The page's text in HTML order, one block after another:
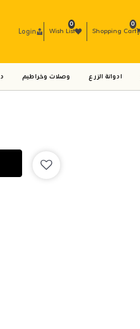
Login Wish List
0
Shopping Cart
0
وصلات وخراطيم ادواتة الزرع